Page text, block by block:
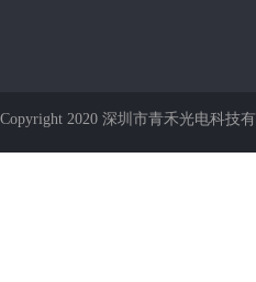
Copyright 2020 深圳市青禾光电科技